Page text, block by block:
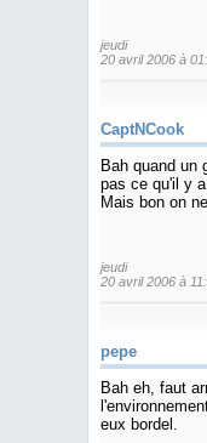
jeudi
20 avril 2006 à
CaptNCook
Bah quand un
pas ce qu'il y
Mais bon on
jeudi
20 avril 2006 à
pepe
Bah eh, faut
eux bordel.